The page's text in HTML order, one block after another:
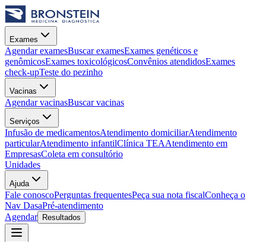
Exames
Agendar examesBuscar examesExames genéticos e
genômicosExames toxicológicosConvênios atendidosExames
check-upTeste do pezinho
Vacinas
Agendar vacinasBuscar vacinas
Serviços
Infusão de medicamentosAtendimento domiciliarAtendimento
particularAtendimento infantilClínica TEAAtendimento em
EmpresasColeta em consultório
Unidades
Ajuda
Fale conoscoPerguntas frequentesPeça sua nota fiscalConheça o
Nav DasaPré-atendimento
Agendar
Resultados